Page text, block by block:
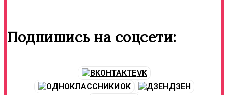
Подпишись на соцсети:
VK
OK
ДЗЕН